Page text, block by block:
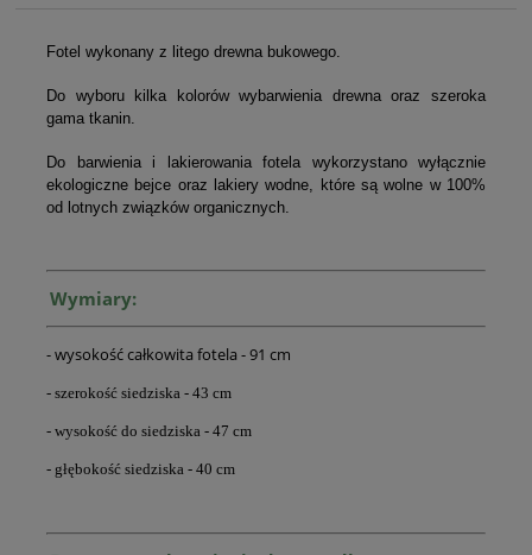
Fotel wykonany z litego drewna bukowego.
Do wyboru kilka kolorów wybarwienia drewna oraz szeroka
gama tkanin.
Do barwienia i lakierowania fotela wykorzystano wyłącznie
ekologiczne bejce oraz lakiery wodne, które są wolne w 100%
od lotnych związków organicznych.
Wymiary:
- wysokość całkowita fotela - 91 cm
- szerokość siedziska - 43 cm
- wysokość do siedziska - 47 cm
- głębokość siedziska - 40 cm